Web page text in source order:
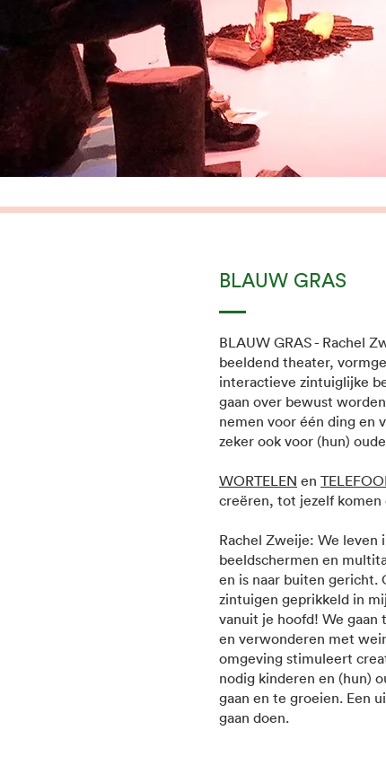
BLAUW GRAS
BLAUW GRAS - Rachel
beeldend theater,
interactieve zintuiglijke
gaan over bewust
nemen voor één ding en
zeker ook voor (hun)
WORTELEN en
creëren, tot jezelf
Rachel Zweije: We leven
beeldschermen en
en is naar buiten gericht.
zintuigen geprikkeld in
vanuit je hoofd! We gaan
en verwonderen met
omgeving stimuleert
nodig kinderen en (hun)
gaan en te groeien. Een
gaan doen.